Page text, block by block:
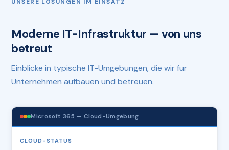
Moderne IT-Infrastruktur — von uns
betreut
Einblicke in typische IT-Umgebungen, die wir für
Unternehmen aufbauen und betreuen.
Microsoft 365 — Cloud-Umgebung
CLOUD-STATUS